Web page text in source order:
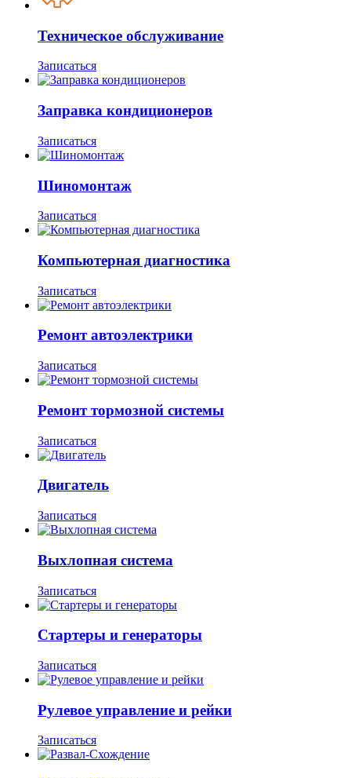
Техническое обслуживание
Записаться
Заправка кондиционеров
Записаться
Шиномонтаж
Записаться
Компьютерная диагностика
Записаться
Ремонт автоэлектрики
Записаться
Ремонт тормозной системы
Записаться
Двигатель
Записаться
Выхлопная система
Записаться
Стартеры и генераторы
Записаться
Рулевое управление и рейки
Записаться